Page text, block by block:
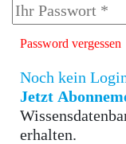
Password vergessen
Noch kein
Jetzt
erhalten.